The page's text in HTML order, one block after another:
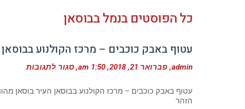
כל הפוסטים בנמל בבוסאן
עטוף באבק כוכבים – מרכז הקולנוע בבוסאן
admin פברואר 21, 2018 1:50 am סגור לתגובות
–
עטוף באבק כוכבים – מרכז הקולנוע בבוסאן העיר בוסאן
הזהר